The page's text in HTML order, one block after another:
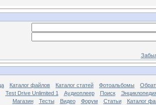
Каталог файлов Каталог статей Фотоальбомы
Test Drive Unlimited 1 Аудиоплеер Поиск
Магазин
Тесты Видео Форум Статьи Каталог